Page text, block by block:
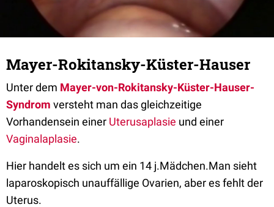
Mayer-Rokitansky-Küster-Hauser
Unter dem Mayer-von-Rokitansky-Küster-Hauser-
Syndrom versteht man das gleichzeitige
Vorhandensein einer Uterusaplasie und einer
Vaginalaplasie.
Hier handelt es sich um ein 14 j.Mädchen.Man sieht
laparoskopisch unauffällige Ovarien, aber es fehlt der
Uterus.